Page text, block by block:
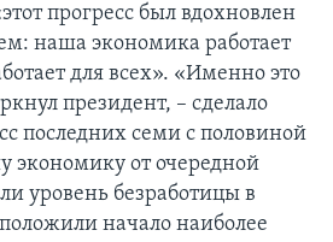
прогресс был вдохновлен
наша экономика работает
для всех». «Именно это
президент, – сделало
последних семи с половиной
экономику от очередной
уровень безработицы в
начало наиболее